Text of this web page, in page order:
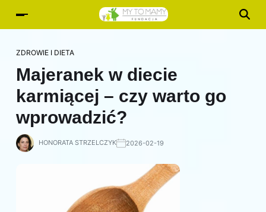
ZDROWIE I DIETA
Majeranek w diecie
karmiącej – czy warto go
wprowadzić?
HONORATA STRZELCZYK 2026-02-19